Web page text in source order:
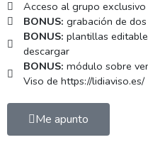
Acceso al grupo
BONUS: grabación de
BONUS: plantillas
descargar
BONUS: módulo sobre
Viso de https://lidiaviso.es/
Me apunto